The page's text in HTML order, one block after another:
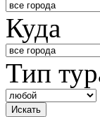
Куда
Тип